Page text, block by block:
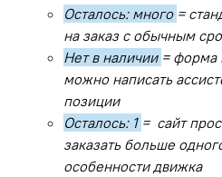
Осталось: много =
на заказ с обычным
Нет в наличии = форма
можно написать
позиции
Осталось: 1 = сайт
заказать больше
особенности движка